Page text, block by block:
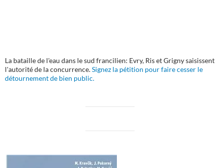
La bataille de l'eau dans le sud francilien: Evry, Ris et Grigny saisissent
l'autorité de la concurrence.Signez la pétition pour faire cesser le
détournement de bien public.